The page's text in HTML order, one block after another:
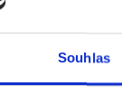
Souhlas